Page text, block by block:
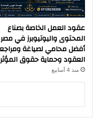
عقود العمل الخاصة بصناع
المحتوى واليوتيوبرز في
أفضل محامي لصياغة
العقود وحماية حقوق
منذ 4 أسابيع